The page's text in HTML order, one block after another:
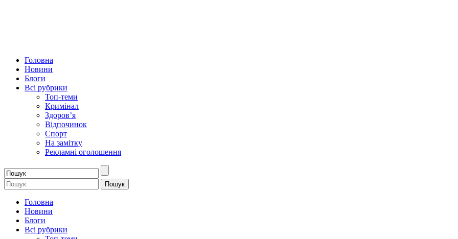
Головна
Новини
Блоги
Всі рубрики
Топ-теми
Кримінал
Здоров’я
Відпочинок
Спорт
На замітку
Рекламні оголошення
Головна
Новини
Блоги
Всі рубрики